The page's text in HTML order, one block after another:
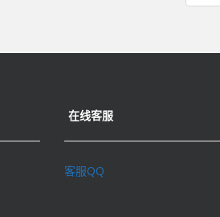
在线客服
客服QQ